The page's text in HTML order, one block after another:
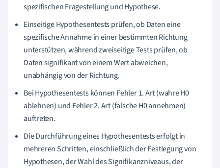
spezifischen Fragestellung und Hypothese.
Einseitige Hypothesentests prüfen, ob Daten eine
spezifische Annahme in einer bestimmten Richtung
unterstützen, während zweiseitige Tests prüfen, ob
Daten signifikant von einem Wert abweichen,
unabhängig von der Richtung.
Bei Hypothesentests können Fehler 1. Art (wahre H0
ablehnen) und Fehler 2. Art (falsche H0 annehmen)
auftreten.
Die Durchführung eines Hypothesentests erfolgt in
mehreren Schritten, einschließlich der Festlegung von
Hypothesen, der Wahl des Signifikanzniveaus, der